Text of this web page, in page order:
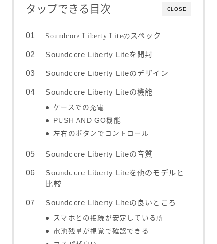
CLOSE
タップできる目次
Soundcore Liberty Liteのスペック
Soundcore Liberty Liteを開封
Soundcore Liberty Liteのデザイン
Soundcore Liberty Liteの機能
ケースでの充電
PUSH AND GO機能
左右のボタンでコントロール
Soundcore Liberty Liteの音質
Soundcore Liberty Liteを他のモデルと
比較
Soundcore Liberty Liteの良いところ
スマホとの接続が安定している所
電池残量が視覚で確認できる